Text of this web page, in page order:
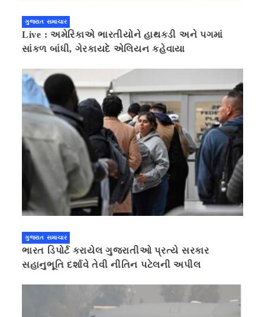
ગુજરાત સમાચાર
Live : અમેરિકાએ ભારતીયોને હાથકડી અને પગમાં
સાંકળ બાંધી, ગેરકાયદે એલિયન કહેવાયા
ગુજરાત સમાચાર
ભારત ડિપોર્ટ કરાયેલ ગુજરાતીઓ પ્રત્યે સરકાર
સહાનુભૂતિ દર્શાવે તેવી નીતિન પટેલની અપીલ